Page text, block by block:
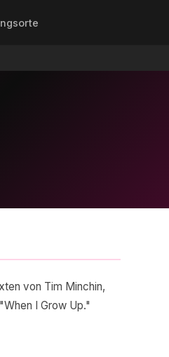
von Tim Minchin,
I Grow Up."